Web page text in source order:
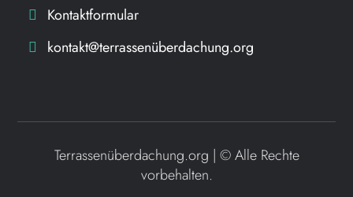
Kontaktformular
kontakt@terrassenüberdachung.org
Terrassenüberdachung.org | ©Alle Rechte
vorbehalten.